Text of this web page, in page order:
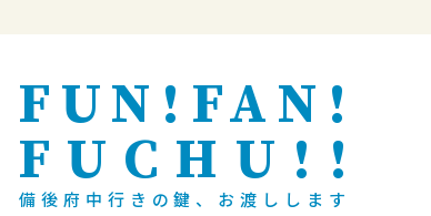
FUN!FAN!
FUCHU!!
備後府中行きの鍵、お渡しします